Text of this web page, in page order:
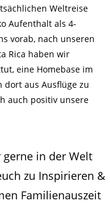
Weltreise
Aufenthalt als 4-
vorab, nach unseren
Rica haben wir
eine Homebase im
dort aus Ausflüge zu
auch positiv unsere
in der Welt
zu Inspirieren &
Familienauszeit